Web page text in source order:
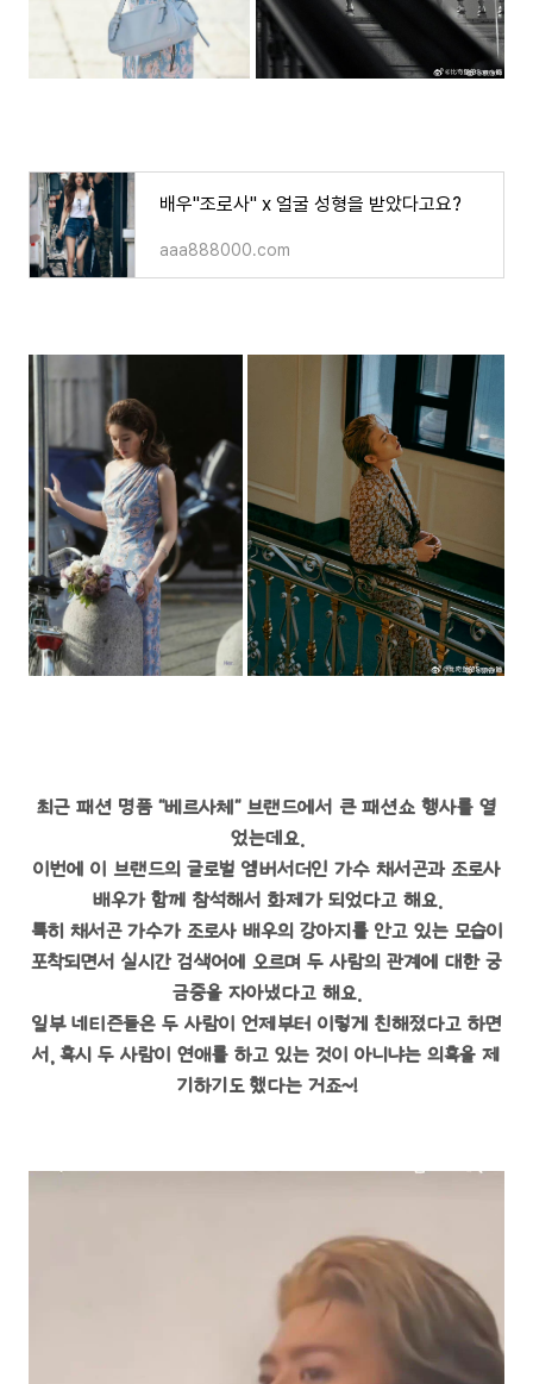
배우"조로사" x 얼굴 성형을 받았다고요?
aaa888000.com
최근 패션 명품 "베르사체" 브랜드에서 큰 패션쇼 행사를 열
었는데요.
이번에 이 브랜드의 글로벌 엠버서더인 가수 채서곤과 조로사
배우가 함께 참석해서 화제가 되었다고 해요.
특히 채서곤 가수가 조로사 배우의 강아지를 안고 있는 모습이
포착되면서 실시간 검색어에 오르며 두 사람의 관계에 대한 궁
금증을 자아냈다고 해요.
일부 네티즌들은 두 사람이 언제부터 이렇게 친해졌다고 하면
서, 혹시 두 사람이 연애를 하고 있는 것이 아니냐는 의혹을 제
기하기도 했다는 거죠~!